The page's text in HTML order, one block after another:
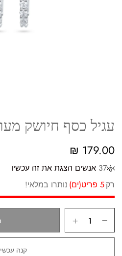
עגיל כסף חיושק
179.00
₪
37 אנשים הצגת את זה עכשיו
רק5 פריט(ים) נותרו במלאי!
קנה